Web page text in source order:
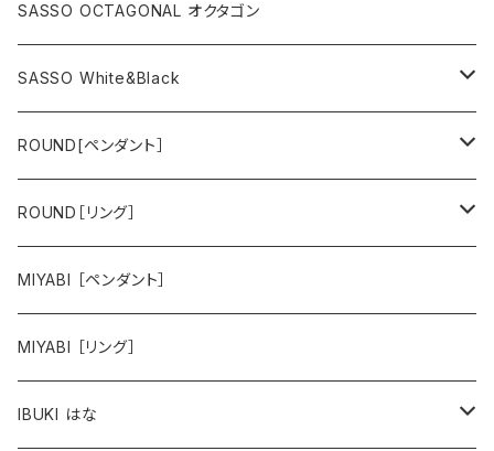
SASSO OCTAGONAL オクタゴン
SASSO White&Black
スター
オクタゴン
ROUND[ペンダント］
hana
animal
ROUND［リング］
hana
animal
MIYABI ［ペンダント］
MIYABI ［リング］
IBUKI はな